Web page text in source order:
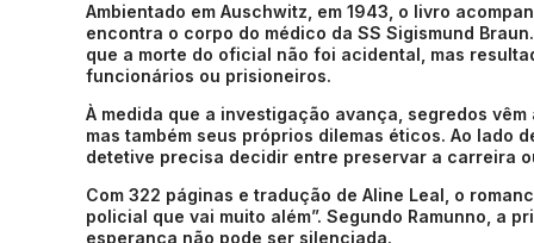
Ambientado em Auschwitz, em 1943, o livro
encontra o corpo do médico da SS Sigismund
que a morte do oficial não foi acidental, mas
funcionários ou prisioneiros.
À medida que a investigação avança, segredos
mas também seus próprios dilemas éticos. Ao lado
detetive precisa decidir entre preservar a carreira
Com 322 páginas e tradução de Aline Leal, o
policial que vai muito além”. Segundo Ramunno, a
esperança não pode ser silenciada.